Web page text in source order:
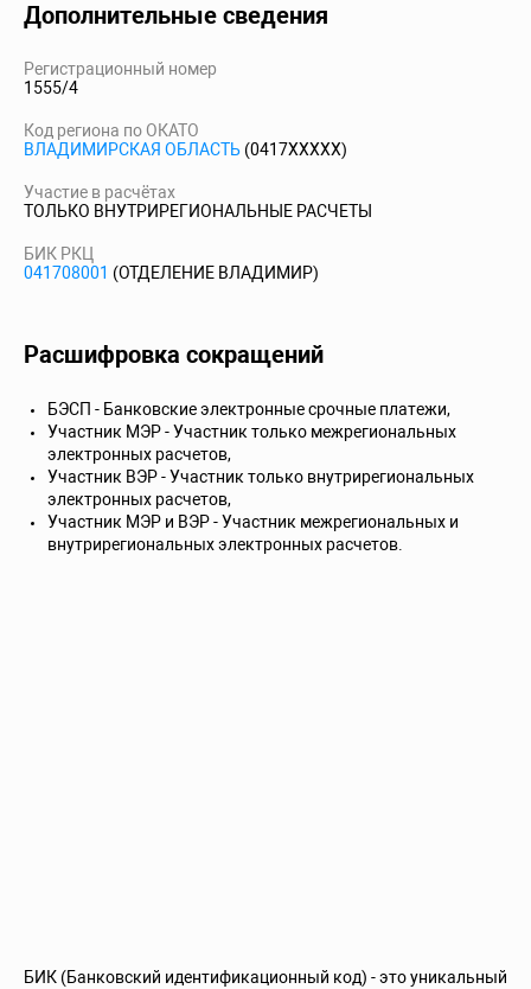
Дополнительные сведения
Регистрационный номер
1555/4
Код региона по ОКАТО
ВЛАДИМИРСКАЯ ОБЛАСТЬ (0417XXXXX)
Участие в расчётах
ТОЛЬКО ВНУТРИРЕГИОНАЛЬНЫЕ РАСЧЕТЫ
БИК РКЦ
041708001 (ОТДЕЛЕНИЕ ВЛАДИМИР)
Расшифровка сокращений
БЭСП - Банковские электронные срочные платежи,
Участник МЭР - Участник только межрегиональных
электронных расчетов,
Участник ВЭР - Участник только внутрирегиональных
электронных расчетов,
Участник МЭР и ВЭР - Участник межрегиональных и
внутрирегиональных электронных расчетов.
БИК (Банковский идентификационный код) - это уникальный